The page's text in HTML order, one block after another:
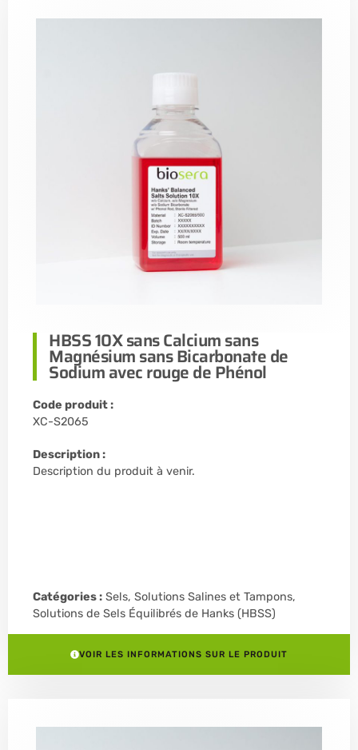
HBSS 10X sans Calcium sans
Magnésium sans Bicarbonate de
Sodium avec rouge de Phénol
Code produit :
XC-S2065
Description :
Description du produit à venir.
Catégories : Sels, Solutions Salines et Tampons,
Solutions de Sels Équilibrés de Hanks (HBSS)
VOIR LES INFORMATIONS SUR LE PRODUIT